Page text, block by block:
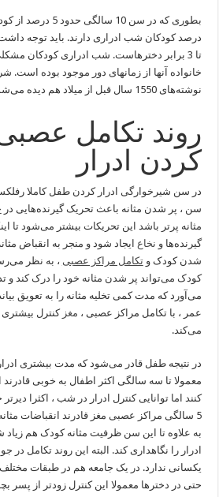
تا 3 برابر دخترهاست. شب ادراری کودکان
خانواده آنها از زمانهای دور موجود بوده
نوشته‌های 1550 سال قبل از میلاد هم دیده می‌شود.
روند تکامل
کردن ادرار
در سن شیرخوارگی ادرار کردن طفل کاملا
سن ، پر شدن مثانه باعث تحریک گیرنده‌هایی در
مثانه پرتر باشد این تحریکات بیشتر می‌شود تا
گیرنده‌ها و نخاع ایجاد شود و منجر به انقباض
شدن کودک وتکامل مراکز عصبی
کودک می‌تواند پر شدن مثانه خود را درک کند و
می‌آورد که مدت کمی تخلیه مثانه را به تعویق
عمر ، با تکامل مراکز عصبی ، مغز کنترل بیشتری
می‌کند.
در نتیجه طفل قادر می‌شود که مدت بیشتری ادرار
معمولا تا سه سالگی اکثر اطفال به خوبی قادرند
5 سالگی مراکز عصبی مغز قادرند انقباضات
به علاوه تا این سن ظرفیت مثانه کودک هم
ادرار را نگاهداری کند. البته این روند تکامل
یکسانی ندارد. در یک جامعه هم در طبقات
حتی در دخترها معمولا این کنترل زودتر از پسر